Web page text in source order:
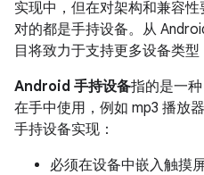
实现中，但在对架构和兼容
对的都是手持设备。从
目将致力于支持更多设备类型
Android 手持设备指的是一
在手中使用，例如 mp3 播放
手持设备实现：
必须在设备中嵌入触摸屏